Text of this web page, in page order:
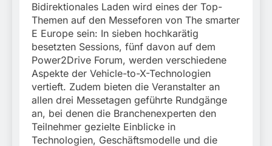
Bidirektionales Laden wird eines der Top-
Themen auf den Messeforen von The smarter
E Europe sein: In sieben hochkarätig
besetzten Sessions, fünf davon auf dem
Power2Drive Forum, werden verschiedene
Aspekte der Vehicle-to-X-Technologien
vertieft. Zudem bieten die Veranstalter an
allen drei Messetagen geführte Rundgänge
an, bei denen die Branchenexperten den
Teilnehmer gezielte Einblicke in
Technologien, Geschäftsmodelle und die